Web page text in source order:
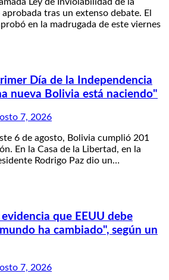
tras un extenso debate. El
en la madrugada de este viernes
Día de la Independencia
nueva Bolivia está naciendo"
7, 2026
6 de agosto, Bolivia cumplió 201
En la Casa de la Libertad, en la
Rodrigo Paz dio un…
que EEUU debe
ha cambiado", según un
7, 2026